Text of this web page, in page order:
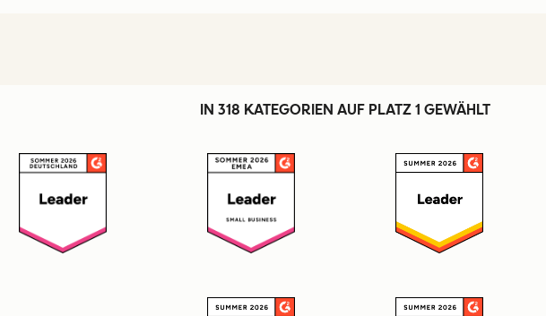
IN 318 KATEGORIEN AUF PLATZ 1 GEWÄHLT